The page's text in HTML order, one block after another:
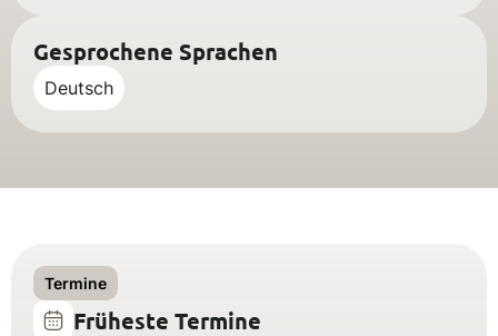
Gesprochene Sprachen
Deutsch
Termine
Früheste Termine